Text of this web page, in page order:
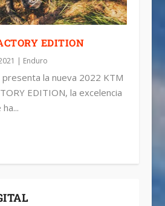
EDITION
| Enduro
la nueva 2022 KTM
EDITION, la excelencia